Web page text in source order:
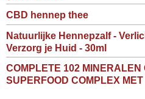
CBD hennep thee
Natuurlijke Hennepzalf -
Verzorg je Huid - 30ml
COMPLETE 102
SUPERFOOD COMPLEX